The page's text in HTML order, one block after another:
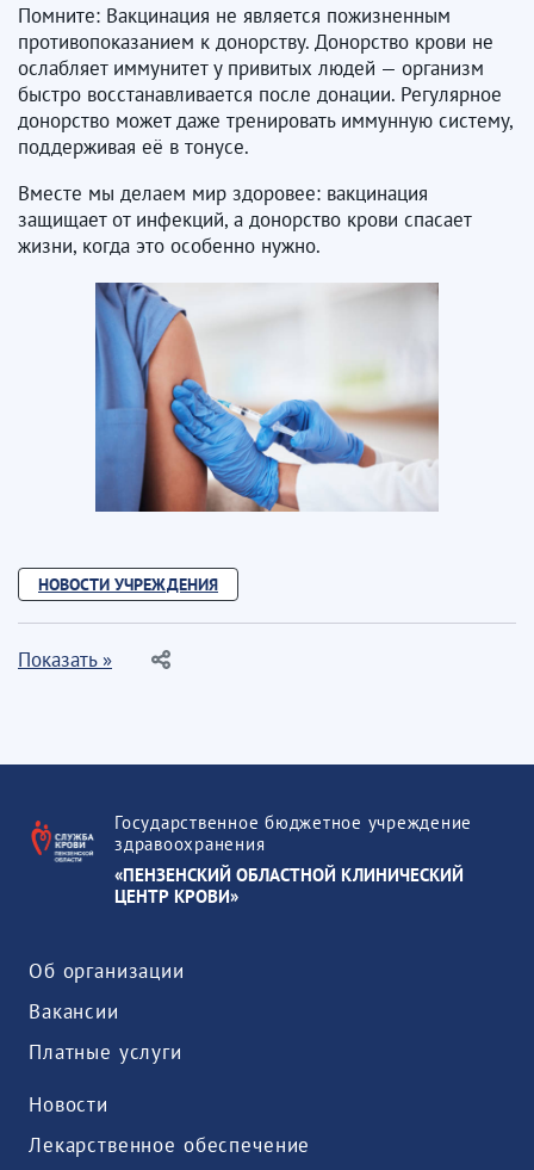
Помните: Вакцинация не является пожизненным
противопоказанием к донорству. Донорство крови не
ослабляет иммунитет у привитых людей — организм
быстро восстанавливается после донации. Регулярное
донорство может даже тренировать иммунную систему,
поддерживая её в тонусе. ​​​​​​​
Вместе мы делаем мир здоровее: вакцинация
защищает от инфекций, а донорство крови спасает
жизни, когда это особенно нужно.
НОВОСТИ УЧРЕЖДЕНИЯ
Показать »
Государственное бюджетное учреждение
здравоохранения
«ПЕНЗЕНСКИЙ ОБЛАСТНОЙ КЛИНИЧЕСКИЙ
ЦЕНТР КРОВИ»
Об организации
Вакансии
Платные услуги
Новости
Лекарственное обеспечение